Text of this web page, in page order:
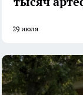
29 июля